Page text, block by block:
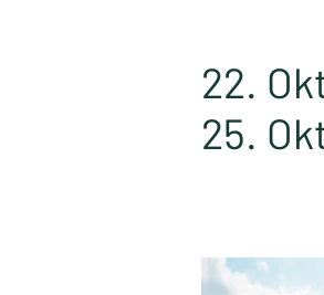
22.
25.